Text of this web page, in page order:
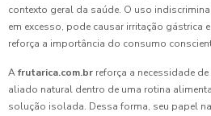
contexto geral da saúde. O uso
em excesso, pode causar irritação gástrica
reforça a importância do consumo
Afrutarica.com.br reforça a necessidade
aliado natural dentro de uma rotina
solução isolada. Dessa forma, seu papel